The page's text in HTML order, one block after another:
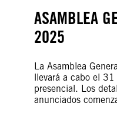
ASAMBLEA
2025
La Asamblea
llevará a cabo el
presencial. Los
anunciados